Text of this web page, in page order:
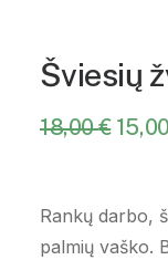
Šviesių
18,00€
Rankų darbo,
palmių vaško.